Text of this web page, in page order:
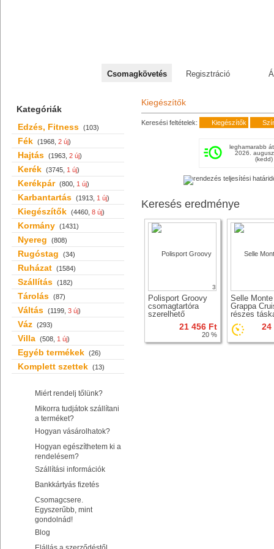
Kategóriák
Edzés, Fitness (103)
Fék (1968, 2 új)
Hajtás (1963, 2 új)
Kerék (3745, 1 új)
Kerékpár (800, 1 új)
Karbantartás (1913, 1 új)
Kiegészítők (4460, 8 új)
Kormány (1431)
Nyereg (808)
Rugóstag (34)
Ruházat (1584)
Szállítás (182)
Tárolás (87)
Váltás (1199, 3 új)
Váz (293)
Villa (508, 1 új)
Egyéb termékek (26)
Komplett szettek (13)
Miért rendelj tőlünk?
Mikorra tudjátok szállítani
a terméket?
Hogyan vásárolhatok?
Hogyan egészíthetem ki a
rendelésem?
Szállítási információk
Bankkártyás fizetés
Csomagcsere.
Egyszerűbb, mint
gondolnád!
Blog
Kiegészítők
Keresési feltételek: Kiegészítők
leghamarabb
2026.
(kedd)
Keresés eredménye
3
Polisport Groovy
csomagtartóra
szerelhető
gyerekülés21 456 Ft
20 %
Selle Monte
Grappa
részes
24
Csomagkövetés Regisztráció